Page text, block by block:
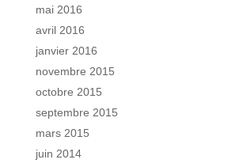
mai 2016
avril 2016
janvier 2016
novembre 2015
octobre 2015
septembre 2015
mars 2015
juin 2014